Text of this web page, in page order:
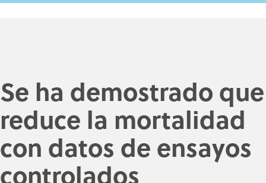
Se ha demostrado que
reduce la mortalidad
con datos de ensayos
controlados